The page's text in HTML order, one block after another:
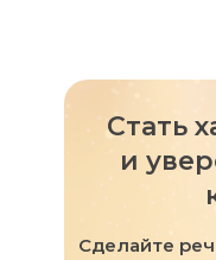
Стать
и
Сделайте